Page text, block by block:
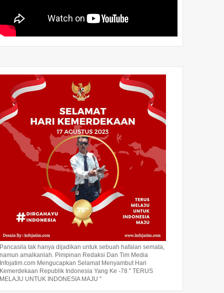
Pancasila tak hanya dijadikan untuk sebuah hafalan semata,
namun amalkanlah. Pimpinan Redaksi Dan Tim Media
Infojatim.com Mengucapkan Selamat Menyambut Hari
Kemerdekaan Republik Indonesia Yang Ke -78 " TERUS
MELAJU UNTUK INDONESIA MAJU "